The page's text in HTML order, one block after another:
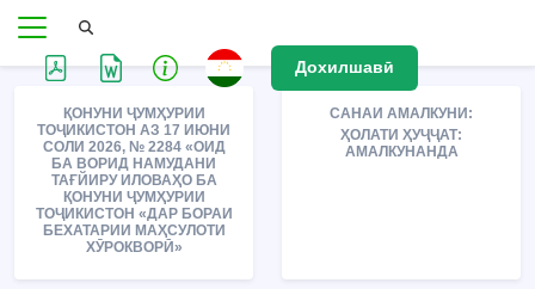
Дохилшавӣ
ҚОНУНИ ҶУМҲУРИИ
ТОҶИКИСТОН АЗ 17 ИЮНИ
СОЛИ 2026, № 2284 «ОИД
БА ВОРИД НАМУДАНИ
ТАҒЙИРУ ИЛОВАҲО БА
ҚОНУНИ ҶУМҲУРИИ
ТОҶИКИСТОН «ДАР БОРАИ
БЕХАТАРИИ МАҲСУЛОТИ
ХӮРОКВОРӢ»
САНАИ АМАЛКУНИ:
ҲОЛАТИ ҲУҶҶАТ:
АМАЛКУНАНДА